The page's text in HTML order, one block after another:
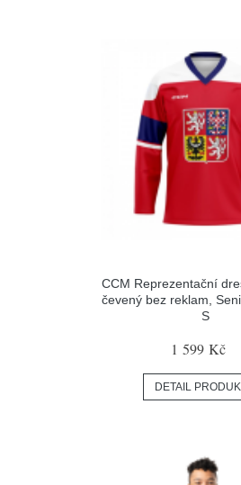
CCM Reprezentační
čevený bez reklam,
S
1 599 Kč
DETAIL